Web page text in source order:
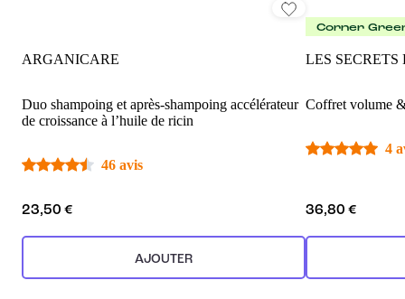
ARGANICARE
Duo shampoing et après-shampoing accélérateur
de croissance à l’huile de ricin
46 avis
23,50 €
AJOUTER
Corner
LES SECRETS
Coffret volume
4
36,80 €